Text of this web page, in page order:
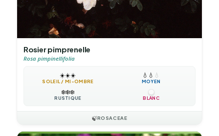
Rosier pimprenelle
Rosa pimpinellifolia
☀️☀️☀️
SOLEIL / MI-OMBRE
💧 💧 💧
MOYEN
❄️❄️❄️
RUSTIQUE BLANC
🍃ROSACEAE